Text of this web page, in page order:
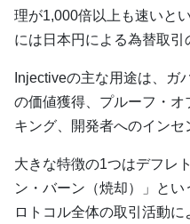
理が1,000倍以上も速いと
には日本円による為替取引
Injectiveの主な用途は、ガ
の価値獲得、プルーフ・
キング、開発者へのインセ
大きな特徴の1つはデフレ
ン・バーン（焼却）」と
ロトコル全体の取引活動